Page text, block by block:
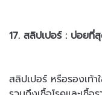
17. สลิปเปอร์ : บ่อยที่สุ
สลิปเปอร์ หรือรองเท้